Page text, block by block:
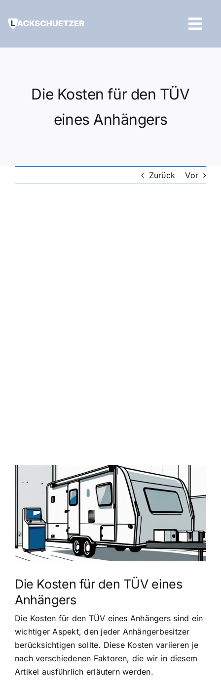
Inhalt
Die Kosten für den TÜV
eines Anhängers
Zurück Vor
grösseres
Die Kosten für den TÜV eines
Anhängers
Die Kosten für den TÜV eines Anhängers sind ein
wichtiger Aspekt, den jeder Anhängerbesitzer
berücksichtigen sollte. Diese Kosten variieren je
nach verschiedenen Faktoren, die wir in diesem
Artikel ausführlich erläutern werden.